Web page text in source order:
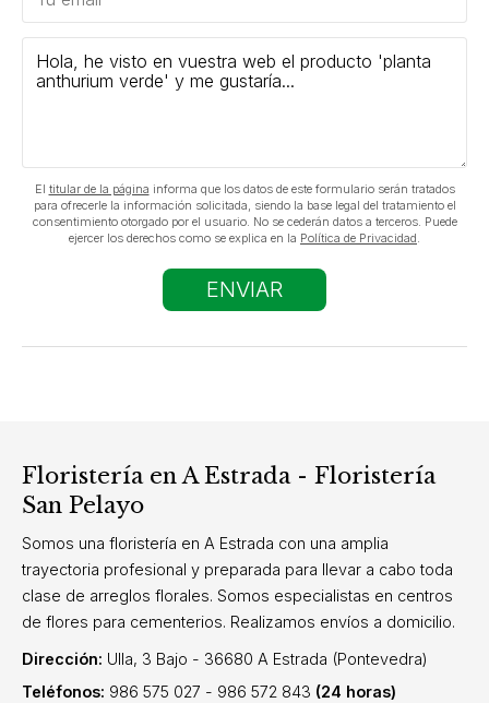
El titular de la página informa que los datos de este formulario serán tratados
para ofrecerle la información solicitada, siendo la base legal del tratamiento el
consentimiento otorgado por el usuario. No se cederán datos a terceros. Puede
ejercer los derechos como se explica en la Política de Privacidad.
Floristería en A Estrada - Floristería
San Pelayo
Somos una floristería en A Estrada con una amplia
trayectoria profesional y preparada para llevar a cabo toda
clase de arreglos florales. Somos especialistas en centros
de flores para cementerios. Realizamos envíos a domicilio.
Dirección: Ulla, 3 Bajo - 36680 A Estrada (Pontevedra)
Teléfonos: 986 575 027 - 986 572 843 (24 horas)